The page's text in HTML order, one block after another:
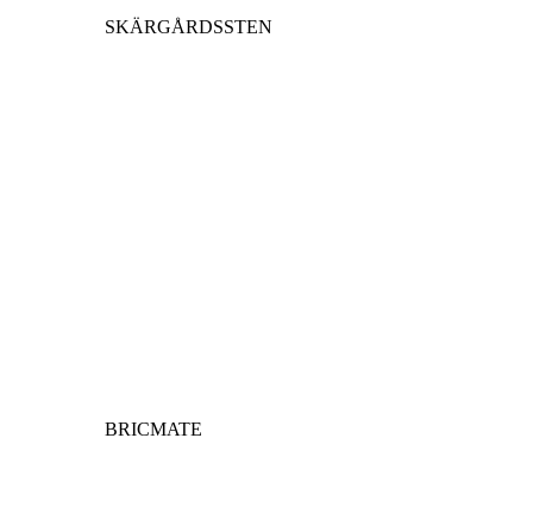
SKÄRGÅRDSSTEN
BRICMATE